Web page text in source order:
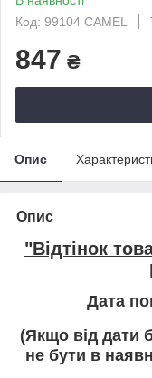
Код: 99104 CAMEL
847 ₴
Опис
Опис
"Відтінок
Дата
(Якщо від дати
не бути в